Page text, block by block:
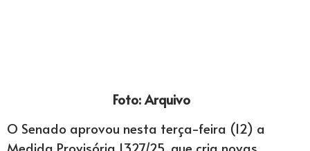
Foto: Arquivo
O Senado aprovou nesta terça-feira (12) a